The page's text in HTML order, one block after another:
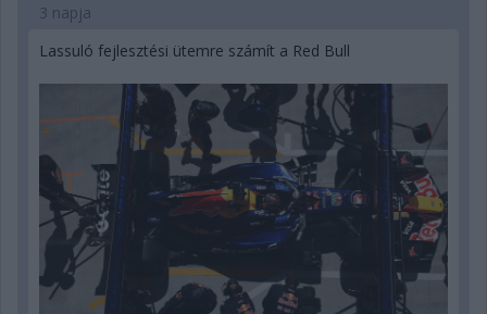
3 napja
Lassuló fejlesztési ütemre számít a Red Bull